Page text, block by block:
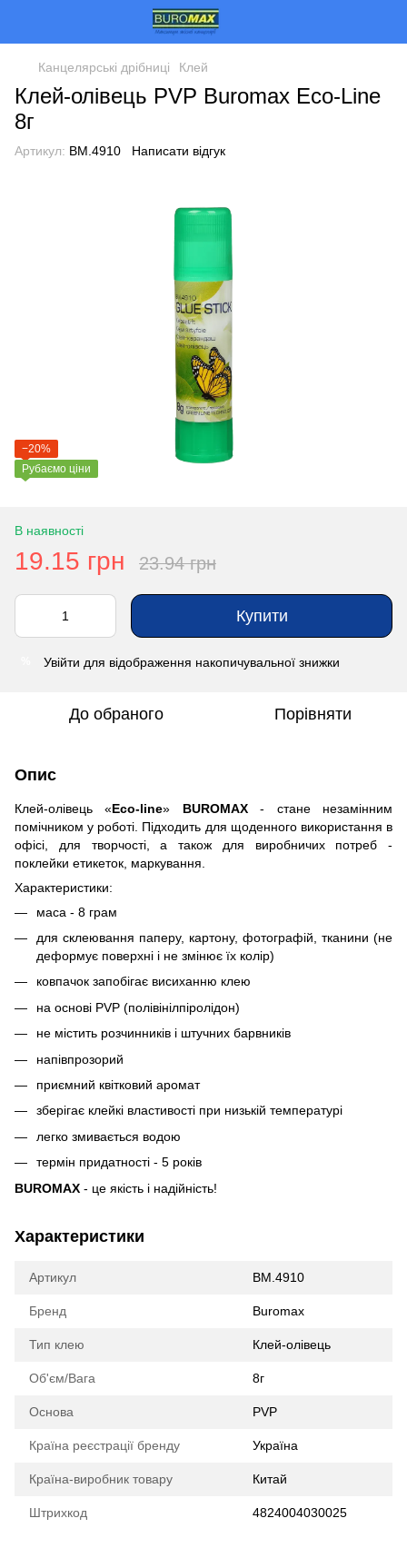
Канцелярські дрібниці Клей
Клей-олівець PVP Buromax Eco-Line
8г
Артикул: BM.4910 Написати відгук
−20%
Рубаємо ціни
В наявності
19.15 грн 23.94 грн
Купити
Увійти для відображення накопичувальної знижки
До обраного Порівняти
Опис
Клей-олівець «Eco-line» BUROMAX- стане незамінним
помічником у роботі. Підходить для щоденного використання в
офісі, для творчості, а також для виробничих потреб -
поклейки етикеток, маркування.
Характеристики:
маса - 8 грам
для склеювання паперу, картону, фотографій, тканини (не
деформує поверхні і не змінює їх колір)
ковпачок запобігає висиханню клею
на основі PVР (полівінілпіролідон)
не містить розчинників і штучних барвників
напівпрозорий
приємний квітковий аромат
зберігає клейкі властивості при низькій температурі
легко змивається водою
термін придатності - 5 років
BUROMAX - це якість і надійність!
Характеристики
Артикул BM.4910
Бренд Buromax
Тип клею Клей-олівець
Об'єм/Вага 8г
Основа PVP
Країна реєстрації бренду Україна
Країна-виробник товару Китай
Штрихкод 4824004030025